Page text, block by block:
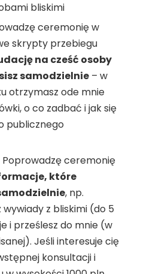
bliskimi
ceremonię w
skrypty przebiegu
na cześć osoby
samodzielnie – w
otrzymasz ode mnie
o co zadbać i jak się
publicznego
Poprowadzę ceremonię
które
, np.
z bliskimi (do 5
i prześlesz do mnie (w
Jeśli interesuje cię
konsultacji i